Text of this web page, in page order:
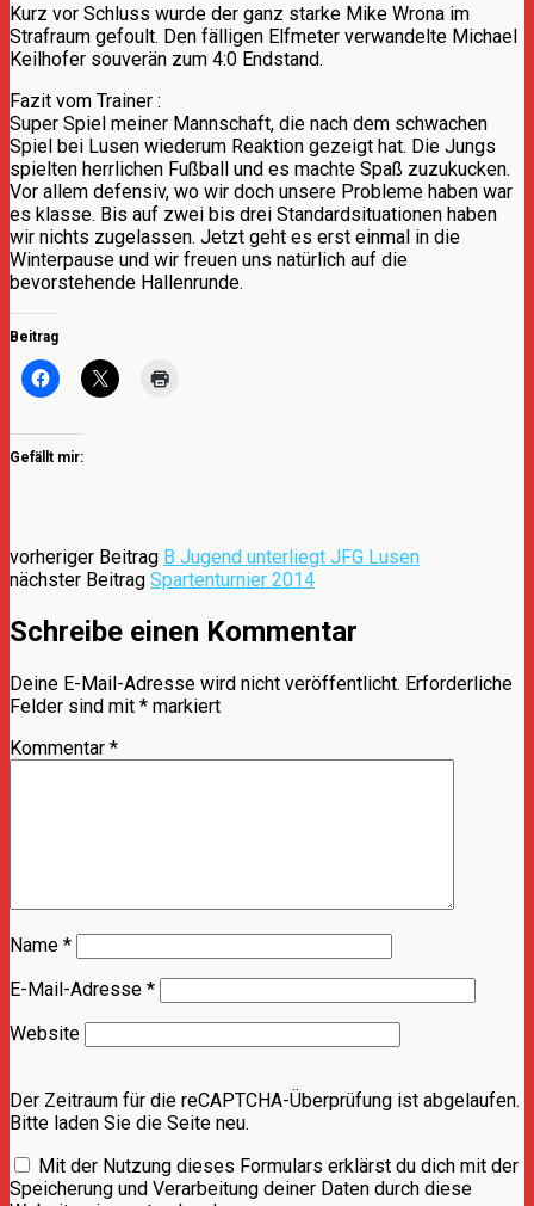
Kurz vor Schluss wurde der ganz starke Mike Wrona im
Strafraum gefoult. Den fälligen Elfmeter verwandelte Michael
Keilhofer souverän zum 4:0 Endstand.
Fazit vom Trainer :
Super Spiel meiner Mannschaft, die nach dem schwachen
Spiel bei Lusen wiederum Reaktion gezeigt hat. Die Jungs
spielten herrlichen Fußball und es machte Spaß zuzukucken.
Vor allem defensiv, wo wir doch unsere Probleme haben war
es klasse. Bis auf zwei bis drei Standardsituationen haben
wir nichts zugelassen. Jetzt geht es erst einmal in die
Winterpause und wir freuen uns natürlich auf die
bevorstehende Hallenrunde.
Beitrag
Gefällt mir:
vorheriger Beitrag B Jugend unterliegt JFG Lusen
nächster Beitrag Spartenturnier 2014
Schreibe einen Kommentar
Deine E-Mail-Adresse wird nicht veröffentlicht. Erforderliche
Felder sind mit * markiert
Kommentar *
Name *
E-Mail-Adresse *
Website
Der Zeitraum für die reCAPTCHA-Überprüfung ist abgelaufen.
Bitte laden Sie die Seite neu.
Mit der Nutzung dieses Formulars erklärst du dich mit der
Speicherung und Verarbeitung deiner Daten durch diese